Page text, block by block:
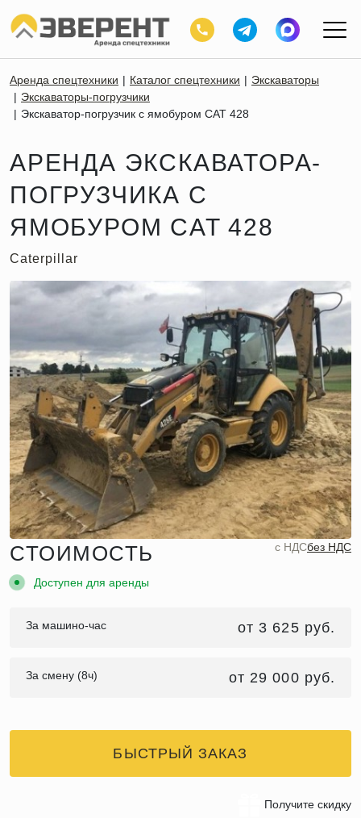
Аренда спецтехники Каталог спецтехники
Экскаваторы
Экскаваторы-погрузчики
Экскаватор-погрузчик с ямобуром CAT 428
АРЕНДА ЭКСКАВАТОРА-
ПОГРУЗЧИКА С
ЯМОБУРОМ CAT 428
Caterpillar
СТОИМОСТЬ c НДСбез НДС
Доступен для аренды
За машино-час от 3 625 руб.
За смену (8ч) от 29 000 руб.
БЫСТРЫЙ ЗАКАЗ
Получите скидку